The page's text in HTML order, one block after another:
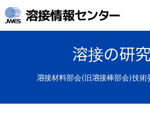
溶接情報センター
溶接の研究
溶接材料部会(旧溶接棒部会)技術